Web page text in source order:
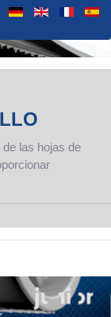
las hojas de